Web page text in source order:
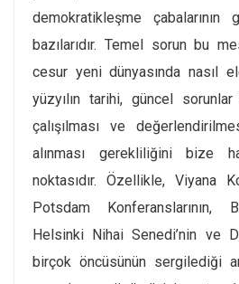
demokratikleşme çabalarının
bazılarıdır. Temel sorun bu
cesur yeni dünyasında nasıl
yüzyılın tarihi, güncel sorunlar
çalışılması ve
alınması gerekliliğini bize
noktasıdır. Özellikle, Viyana
Potsdam Konferanslarının,
Helsinki Nihai Senedi’nin ve
birçok öncüsünün sergilediği